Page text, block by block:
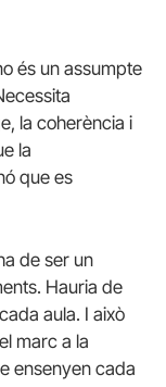
és un assumpte
la coherència i
la
que es
de ser un
Hauria de
aula. I això
marc a la
ensenyen cada